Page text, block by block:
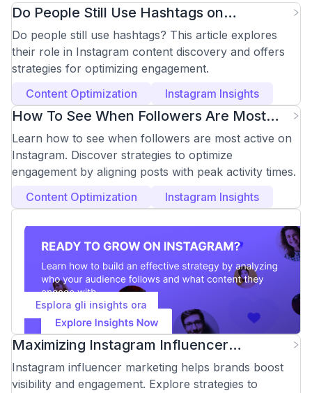
Do People Still Use Hashtags on
Instagram Effectively?
Do people still use hashtags? This article explores
their role in Instagram content discovery and offers
strategies for optimizing engagement.
Content Optimization
Instagram Insights
How To See When Followers Are Most
Active On Instagram
Learn how to see when followers are most active on
Instagram. Discover strategies to optimize
engagement by aligning posts with peak activity times.
Content Optimization
Instagram Insights
Esplora gli insights ora
Maximizing Instagram Influencer
Marketing Impact
Instagram influencer marketing helps brands boost
visibility and engagement. Explore strategies to